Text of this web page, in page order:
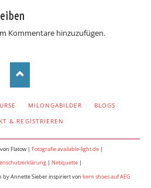
Kommentare hinzuzufügen.
MILONGABILDER
BLOGS
& REGISTRIEREN
Flatow | Fotografie available-light.de|
|Netiquette |
by Annette Sieber inspiriert vonkern shoes auf AEG